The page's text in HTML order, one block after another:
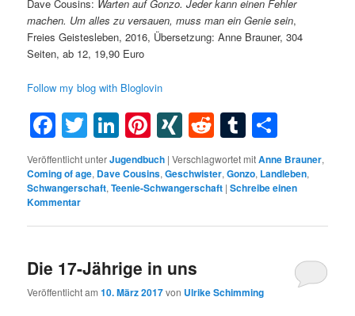
Dave Cousins: Warten auf Gonzo. Jeder kann einen Fehler
machen. Um alles zu versauen, muss man ein Genie sein,
Freies Geistesleben, 2016, Übersetzung: Anne Brauner, 304
Seiten, ab 12, 19,90 Euro
Follow my blog with Bloglovin
Facebook
Twitter
LinkedIn
Pinterest
XINGRedditTumblr
Veröffentlicht unterJugendbuch |Verschlagwortet mitAnne Brauner,
Coming of age, Dave Cousins,Geschwister,Gonzo, Landleben,
Schwangerschaft,Teenie-Schwangerschaft |Schreibe einen
Kommentar
Die 17-Jährige in uns
Veröffentlicht am10. März 2017von Ulrike Schimming